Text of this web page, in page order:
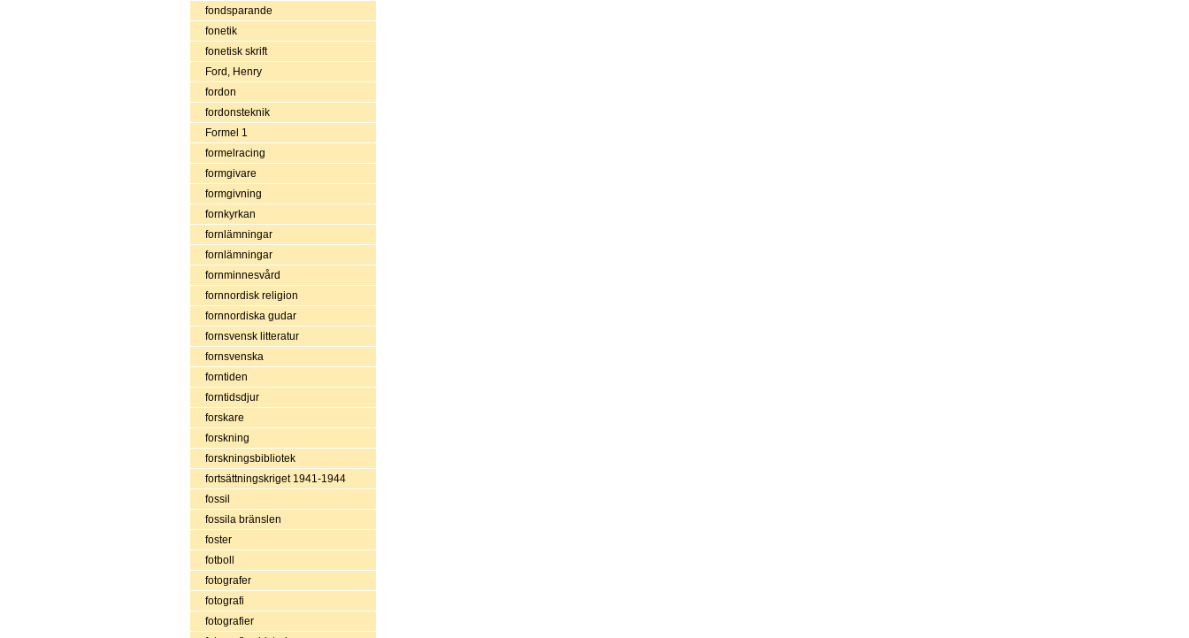
fondsparande
fonetik
fonetisk skrift
Ford, Henry
fordon
fordonsteknik
Formel 1
formelracing
formgivare
formgivning
fornkyrkan
fornlämningar
fornlämningar
fornminnesvård
fornnordisk religion
fornnordiska gudar
fornsvensk litteratur
fornsvenska
forntiden
forntidsdjur
forskare
forskning
forskningsbibliotek
fortsättningskriget 1941-1944
fossil
fossila bränslen
foster
fotboll
fotografer
fotografi
fotografier